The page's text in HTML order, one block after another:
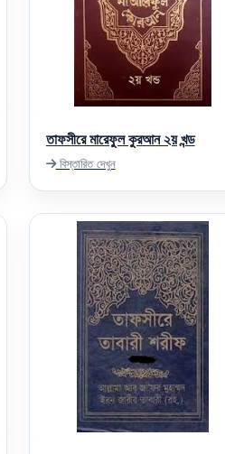
তাফসীরে মারেফুল কুরআন ২য় খন্ড
বিস্তারিত দেখুন